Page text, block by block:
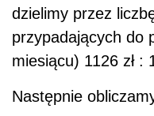
dzielimy przez
przypadających do
miesiącu) 1126 zł :
Następnie